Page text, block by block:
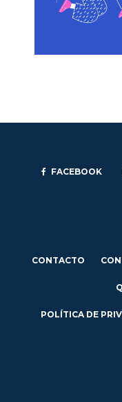
FACEBOOK
CONTACTO
POLÍTICA DE